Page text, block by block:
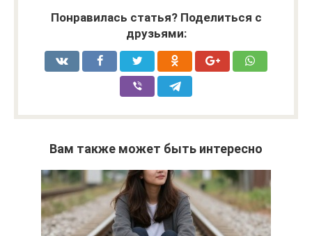
Понравилась статья? Поделиться с
друзьями:
Вам также может быть интересно